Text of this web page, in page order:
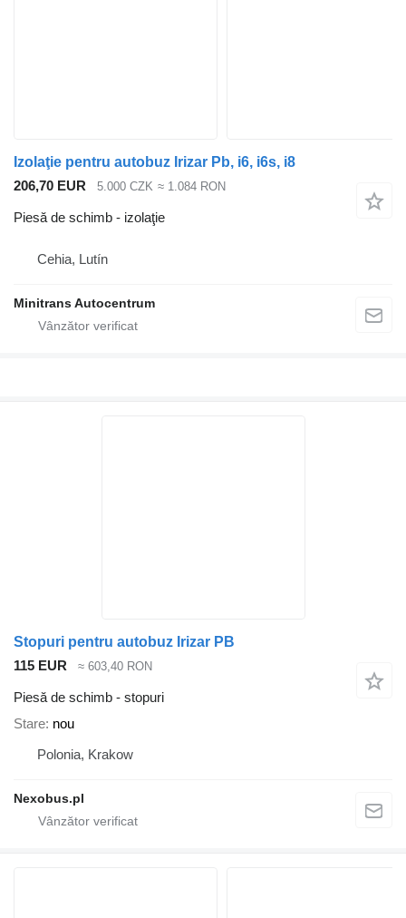
Izolaţie pentru autobuz Irizar Pb, i6, i6s, i8
206,70 EUR
5.000 CZK ≈ 1.084 RON
Piesă de schimb - izolaţie
Cehia, Lutín
Minitrans Autocentrum
Stopuri pentru autobuz Irizar PB
115 EUR
≈ 603,40 RON
Piesă de schimb - stopuri
Stare nou
Polonia, Krakow
Nexobus.pl